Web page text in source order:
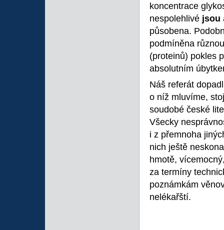
koncentrace
nespolehlivé jsou
působena.
podmíněna
(proteinů) pokles
absolutním
Náš referát
o níž mluvíme,
soudobé české
Všecky
i z přemnoha
nich ještě
hmotě,
za termíny
poznámkám
nelékařští.